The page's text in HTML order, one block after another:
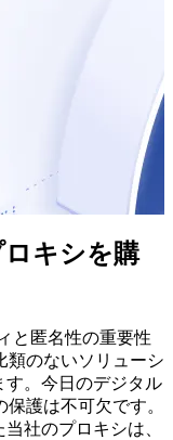
ロキシを購
と匿名性の重要性
類のないソリューシ
す。今日のデジタル
護は不可欠です。
社のプロキシは、